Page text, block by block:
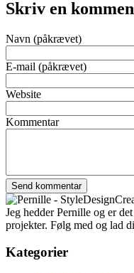
Skriv en
Navn (påkrævet)
E-mail (påkrævet)
Website
Kommentar
Jeg hedder Pernille og er
projekter. Følg med og lad
Kategorier